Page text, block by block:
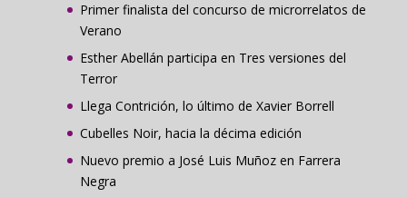
Primer finalista del concurso de microrrelatos de
Verano
Esther Abellán participa en Tres versiones del
Terror
Llega Contrición, lo último de Xavier Borrell
Cubelles Noir, hacia la décima edición
Nuevo premio a José Luis Muñoz en Farrera
Negra